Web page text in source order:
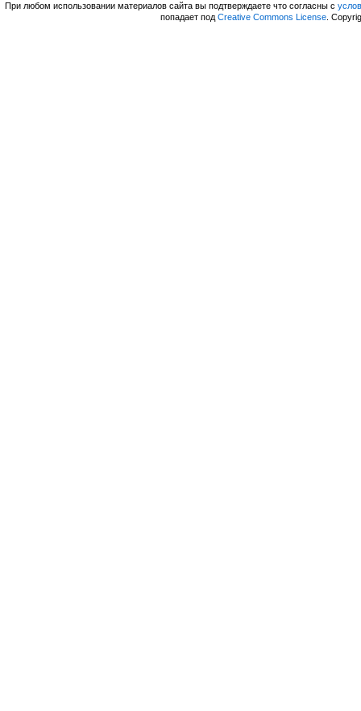
При любом использовании материалов сайта вы подтверждаете что согласны с
попадает под Creative Commons License .